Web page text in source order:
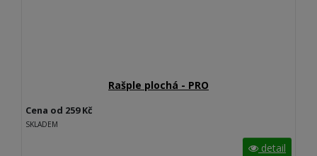
Rašple plochá - PRO
Cena od 259 Kč
SKLADEM
detail